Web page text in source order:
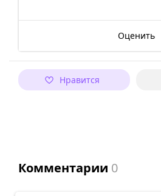
Оценить
Нравится
Комментарии 0